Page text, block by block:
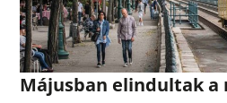
Májusban elindultak